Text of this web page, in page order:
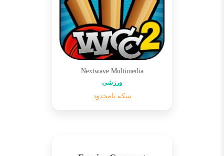
Nextwave Multimedia
ورزشی
سکه نامحدود